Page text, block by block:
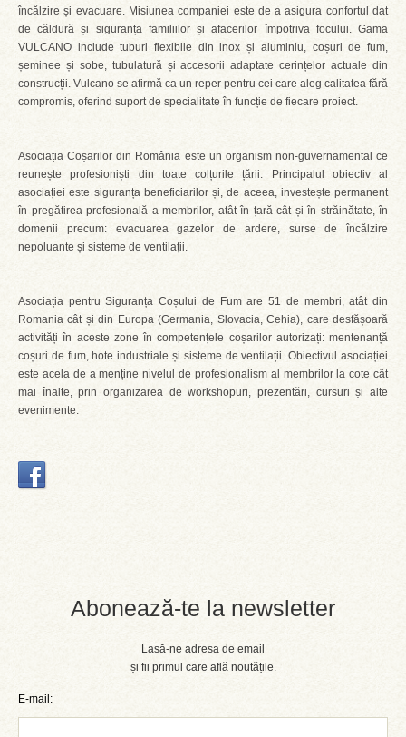
Abonează-te la newsletter
Lasă-ne adresa de email
și fii primul care află noutățile.
E-mail:
încălzire și evacuare. Misiunea companiei este de a asigura confortul dat
de căldură și siguranța familiilor și afacerilor împotriva focului. Gama
VULCANO include tuburi flexibile din inox și aluminiu, coșuri de fum,
șeminee și sobe, tubulatură și accesorii adaptate cerințelor actuale din
construcții. Vulcano se afirmă ca un reper pentru cei care aleg calitatea fără
compromis, oferind suport de specialitate în funcție de fiecare proiect.
Asociația Coșarilor din România este un organism non-guvernamental ce
reunește profesioniști din toate colțurile țării. Principalul obiectiv al
asociației este siguranța beneficiarilor și, de aceea, investește permanent
în pregătirea profesională a membrilor, atât în țară cât și în străinătate, în
domenii precum: evacuarea gazelor de ardere, surse de încălzire
nepoluante și sisteme de ventilații.
Asociația pentru Siguranța Coșului de Fum are 51 de membri, atât din
Romania cât și din Europa (Germania, Slovacia, Cehia), care desfășoară
activități în aceste zone în competențele coșarilor autorizați: mentenanță
coșuri de fum, hote industriale și sisteme de ventilații. Obiectivul asociației
este acela de a menține nivelul de profesionalism al membrilor la cote cât
mai înalte, prin organizarea de workshopuri, prezentări, cursuri și alte
evenimente.